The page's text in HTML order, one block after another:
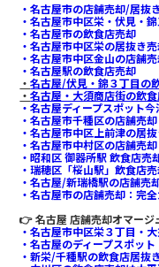
・名古屋市の店舗売却/居抜
・名古屋市中区栄・伏見・
・名古屋市の飲食店売却
・名古屋市中区栄の居抜き
・名古屋市中区金山の店舗
・名古屋駅の飲食店売却
・名古屋/伏見・錦３丁目の
・名古屋・大須商店街の飲
・名古屋ディープスポット
・名古屋市千種区の店舗売却
・名古屋市中区上前津の居
・名古屋市中村区の店舗売却
・昭和区 御器所駅 飲食店売
・瑞穂区「桜山駅」飲食店
・名古屋/新瑞橋駅の店舗売
・名古屋市の店舗売却：完
👉名古屋 店舗売却オマー
・名古屋市中区栄３丁目・
・名古屋のディープスポット
・新栄/千種駅の飲食店居抜